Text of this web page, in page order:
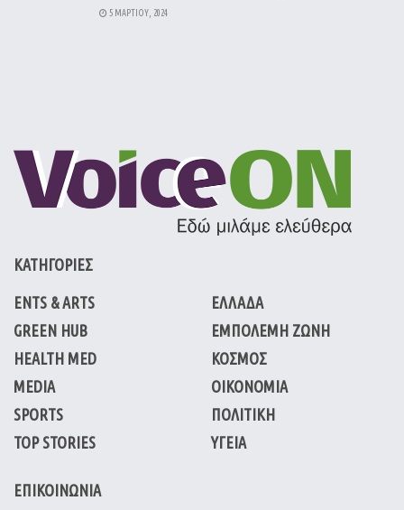
5 ΜΑΡΤΊΟΥ, 2024
ΚΑΤΗΓΟΡΙΕΣ
ENTS & ARTS
GREEN HUB
HEALTH MED
MEDIA
SPORTS
TOP STORIES
ΕΛΛΑΔΑ
ΕΜΠΟΛΕΜΗ ΖΩΝΗ
ΚΟΣΜΟΣ
ΟΙΚΟΝΟΜΙΑ
ΠΟΛΙΤΙΚΗ
ΥΓΕΙΑ
ΕΠΙΚΟΙΝΩΝΙΑ